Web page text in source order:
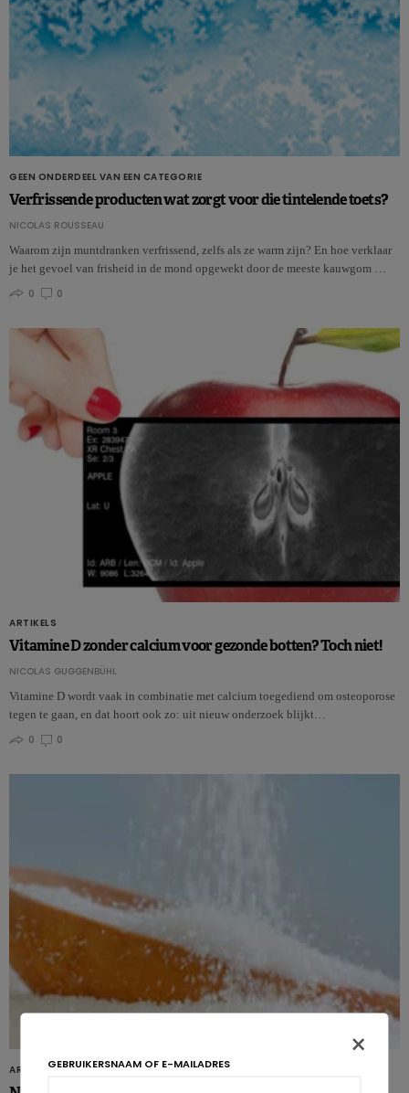
GEEN ONDERDEEL VAN EEN CATEGORIE
Verfrissende producten wat zorgt voor die tintelende toets?
NICOLAS ROUSSEAU
Waarom zijn muntdranken verfrissend, zelfs als ze warm zijn? En hoe verklaar
je het gevoel van frisheid in de mond opgewekt door de meeste kauwgom …
0
0
ARTIKELS
Vitamine D zonder calcium voor gezonde botten? Toch niet!
NICOLAS GUGGENBÜHL
Vitamine D wordt vaak in combinatie met calcium toegediend om osteoporose
tegen te gaan, en dat hoort ook zo: uit nieuw onderzoek blijkt…
0
0
ARTIKELS
×
GEBRUIKERSNAAM OF E-MAILADRES